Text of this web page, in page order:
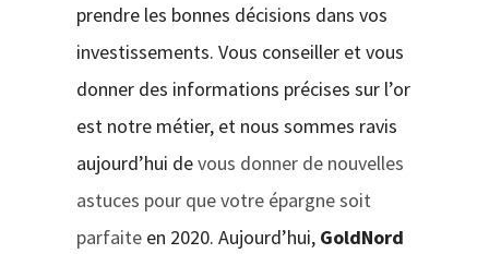
prendre les bonnes décisions dans vos
investissements. Vous conseiller et vous
donner des informations précises sur l’or
est notre métier, et nous sommes ravis
aujourd’hui devous donner de nouvelles
astuces pour que votre épargne soit
parfaiteen 2020. Aujourd’hui, GoldNord